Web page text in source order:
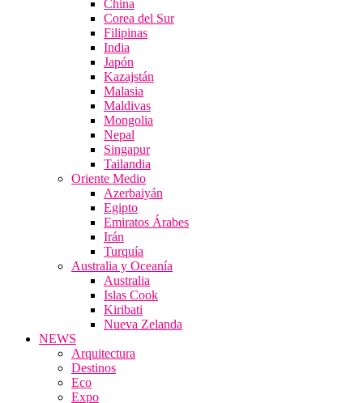
China
Corea del Sur
Filipinas
India
Japón
Kazajstán
Malasia
Maldivas
Mongolia
Nepal
Singapur
Tailandia
Oriente Medio
Azerbaiyán
Egipto
Emiratos Árabes
Irán
Turquía
Australia y Oceanía
Australia
Islas Cook
Kiribati
Nueva Zelanda
NEWS
Arquitectura
Destinos
Eco
Expo